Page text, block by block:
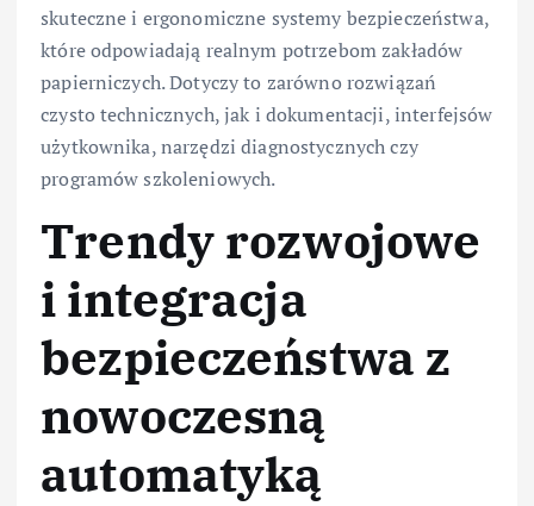
skuteczne i ergonomiczne systemy bezpieczeństwa,
które odpowiadają realnym potrzebom zakładów
papierniczych. Dotyczy to zarówno rozwiązań
czysto technicznych, jak i dokumentacji, interfejsów
użytkownika, narzędzi diagnostycznych czy
programów szkoleniowych.
Trendy rozwojowe
i integracja
bezpieczeństwa z
nowoczesną
automatyką